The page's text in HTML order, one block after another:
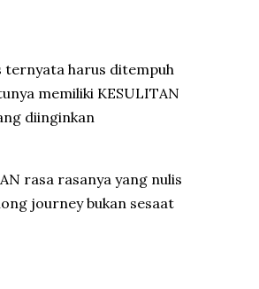
ternyata harus ditempuh
memiliki KESULITAN
diinginkan
rasa rasanya yang nulis
journey bukan sesaat